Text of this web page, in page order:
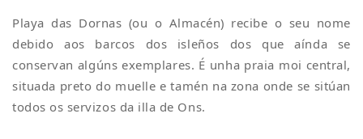
Playa das Dornas (ou o Almacén) recibe o seu nome
debido aos barcos dos isleños dos que aínda se
conservan algúns exemplares. É unha praia moi central,
situada preto do muelle e tamén na zona onde se sitúan
todos os servizos da illa de Ons.